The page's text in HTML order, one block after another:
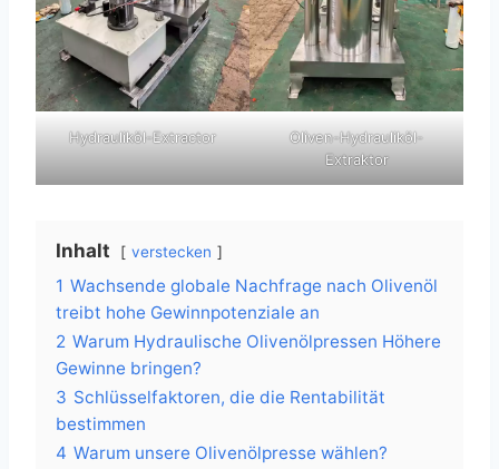
Hydrauliköl-Extractor
Oliven-Hydrauliköl-
Extraktor
Inhalt verstecken
1 Wachsende globale Nachfrage nach Olivenöl
treibt hohe Gewinnpotenziale an
2 Warum Hydraulische Olivenölpressen Höhere
Gewinne bringen?
3 Schlüsselfaktoren, die die Rentabilität
bestimmen
4 Warum unsere Olivenölpresse wählen?